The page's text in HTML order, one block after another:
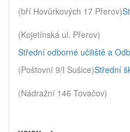
(bří Hovůrkových 17 Přerov)
(Kojetínská ul. Přerov)
Střední odborné učiliště a
(Poštovní 9/I Sušice)Střední
(Nádražní 146 Tovačov)